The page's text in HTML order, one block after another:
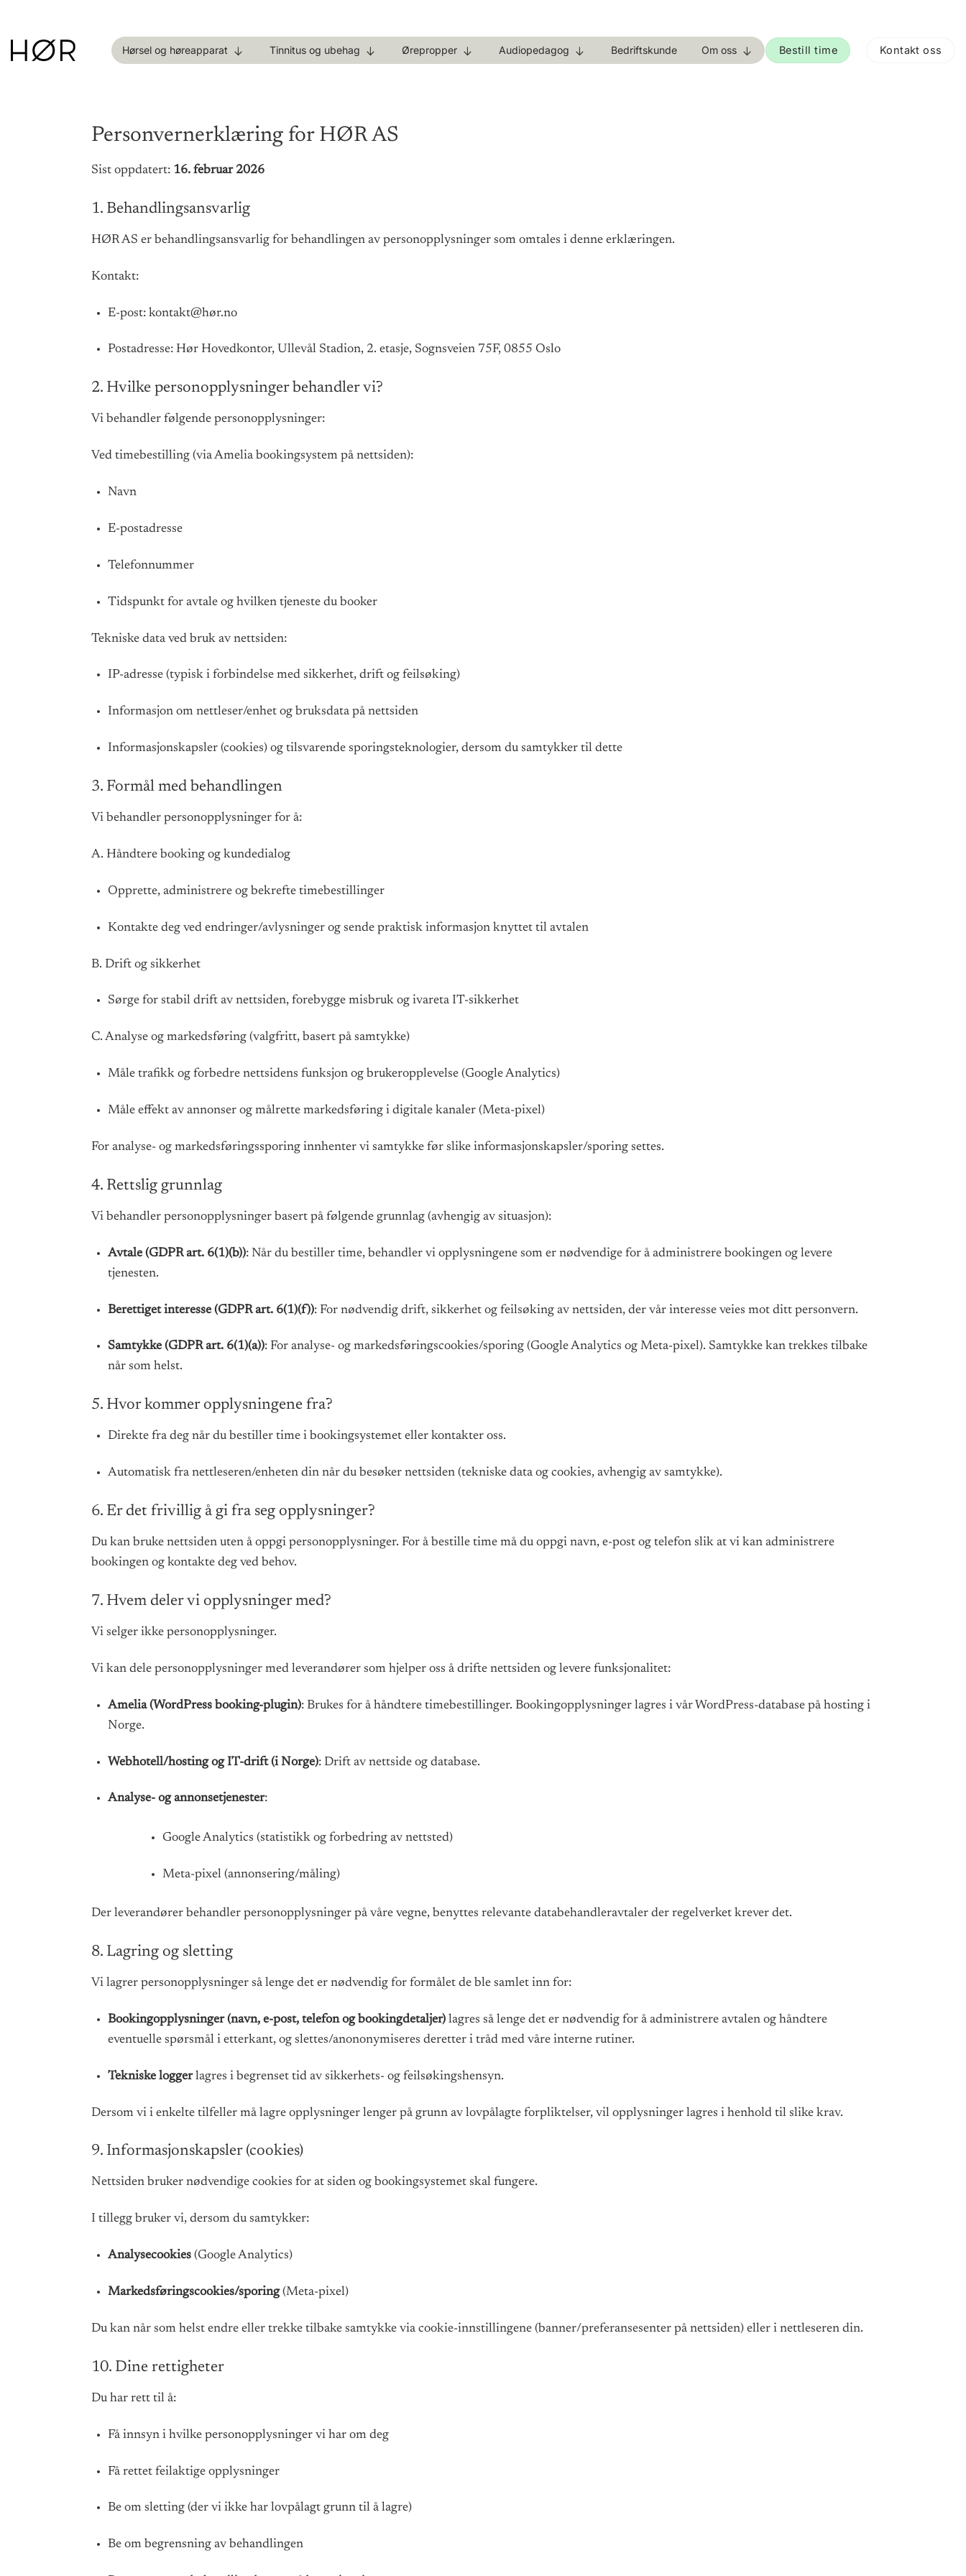
content
Hørsel og høreapparat Tinnitus og ubehag Ørepropper Audiopedagog Bedriftskunde Om oss Bestill time Kontakt oss
Personvernerklæring for HØR AS
Sist oppdatert: 16. februar 2026
1. Behandlingsansvarlig
HØR AS er behandlingsansvarlig for behandlingen av personopplysninger som omtales i denne erklæringen.
Kontakt:
E-post: kontakt@hør.no
Postadresse: Hør Hovedkontor, Ullevål Stadion, 2. etasje, Sognsveien 75F, 0855 Oslo
2. Hvilke personopplysninger behandler vi?
Vi behandler følgende personopplysninger:
Ved timebestilling (via Amelia bookingsystem på nettsiden):
Navn
E-postadresse
Telefonnummer
Tidspunkt for avtale og hvilken tjeneste du booker
Tekniske data ved bruk av nettsiden:
IP-adresse (typisk i forbindelse med sikkerhet, drift og feilsøking)
Informasjon om nettleser/enhet og bruksdata på nettsiden
Informasjonskapsler (cookies) og tilsvarende sporingsteknologier, dersom du samtykker til dette
3. Formål med behandlingen
Vi behandler personopplysninger for å:
A. Håndtere booking og kundedialog
Opprette, administrere og bekrefte timebestillinger
Kontakte deg ved endringer/avlysninger og sende praktisk informasjon knyttet til avtalen
B. Drift og sikkerhet
Sørge for stabil drift av nettsiden, forebygge misbruk og ivareta IT-sikkerhet
C. Analyse og markedsføring (valgfritt, basert på samtykke)
Måle trafikk og forbedre nettsidens funksjon og brukeropplevelse (Google Analytics)
Måle effekt av annonser og målrette markedsføring i digitale kanaler (Meta-pixel)
For analyse- og markedsføringssporing innhenter vi samtykke før slike informasjonskapsler/sporing settes.
4. Rettslig grunnlag
Vi behandler personopplysninger basert på følgende grunnlag (avhengig av situasjon):
Avtale (GDPR art. 6(1)(b)): Når du bestiller time, behandler vi opplysningene som er nødvendige for å administrere bookingen og levere
tjenesten.
Berettiget interesse (GDPR art. 6(1)(f)): For nødvendig drift, sikkerhet og feilsøking av nettsiden, der vår interesse veies mot ditt personvern.
Samtykke (GDPR art. 6(1)(a)): For analyse- og markedsføringscookies/sporing (Google Analytics og Meta-pixel). Samtykke kan trekkes tilbake
når som helst.
5. Hvor kommer opplysningene fra?
Direkte fra deg når du bestiller time i bookingsystemet eller kontakter oss.
Automatisk fra nettleseren/enheten din når du besøker nettsiden (tekniske data og cookies, avhengig av samtykke).
6. Er det frivillig å gi fra seg opplysninger?
Du kan bruke nettsiden uten å oppgi personopplysninger. For å bestille time må du oppgi navn, e-post og telefon slik at vi kan administrere
bookingen og kontakte deg ved behov.
7. Hvem deler vi opplysninger med?
Vi selger ikke personopplysninger.
Vi kan dele personopplysninger med leverandører som hjelper oss å drifte nettsiden og levere funksjonalitet:
Amelia (WordPress booking-plugin): Brukes for å håndtere timebestillinger. Bookingopplysninger lagres i vår WordPress-database på hosting i
Norge.
Webhotell/hosting og IT-drift (i Norge): Drift av nettside og database.
Analyse- og annonsetjenester:
Google Analytics (statistikk og forbedring av nettsted)
Meta-pixel (annonsering/måling)
Der leverandører behandler personopplysninger på våre vegne, benyttes relevante databehandleravtaler der regelverket krever det.
8. Lagring og sletting
Vi lagrer personopplysninger så lenge det er nødvendig for formålet de ble samlet inn for:
Bookingopplysninger (navn, e-post, telefon og bookingdetaljer)lagres så lenge det er nødvendig for å administrere avtalen og håndtere
eventuelle spørsmål i etterkant, og slettes/anononymiseres deretter i tråd med våre interne rutiner.
Tekniske loggerlagres i begrenset tid av sikkerhets- og feilsøkingshensyn.
Dersom vi i enkelte tilfeller må lagre opplysninger lenger på grunn av lovpålagte forpliktelser, vil opplysninger lagres i henhold til slike krav.
9. Informasjonskapsler (cookies)
Nettsiden bruker nødvendige cookies for at siden og bookingsystemet skal fungere.
I tillegg bruker vi, dersom du samtykker:
Analysecookies(Google Analytics)
Markedsføringscookies/sporing(Meta-pixel)
Du kan når som helst endre eller trekke tilbake samtykke via cookie-innstillingene (banner/preferansesenter på nettsiden) eller i nettleseren din.
10. Dine rettigheter
Du har rett til å:
Få innsyn i hvilke personopplysninger vi har om deg
Få rettet feilaktige opplysninger
Be om sletting (der vi ikke har lovpålagt grunn til å lagre)
Be om begrensning av behandlingen